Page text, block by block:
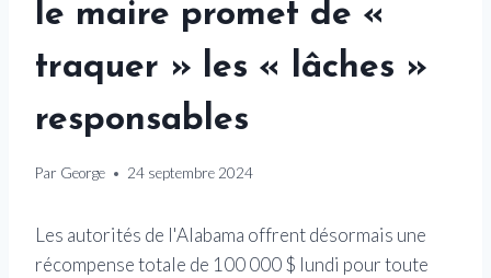
le maire promet de «
traquer » les « lâches »
responsables
Par George 24 septembre 2024
Les autorités de l'Alabama offrent désormais une
récompense totale de 100 000 $ lundi pour toute